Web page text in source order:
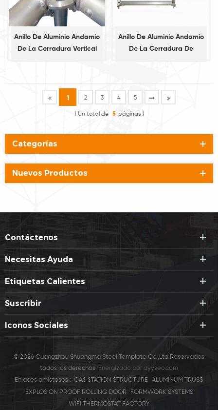
Anillo De Aluminio Andamio
De La Cerradura Vertical
Anillo De Aluminio Andamio
De La Cerradura De
1 2 3 4 5
Un total de 5 páginas
Categorías
Nuevos Productos
Contáctenos
Necesitas Ayuda
Etiquetas Calientes
Suscribir
Iconos Sociales
© 2026 Guangzhou Shuangma Steel Template Co.,Ltd.Reservados
todos los derechos. Energizado por dyyseo.com
Enlaces amistosos : GAS STATION STRUCTURE
ALUMINUM TRUSS
EXPLOSION PROOF ROLLING DOOR
FORMWORK SYSTEMS
WIFI THERMOSTAT FACTORY